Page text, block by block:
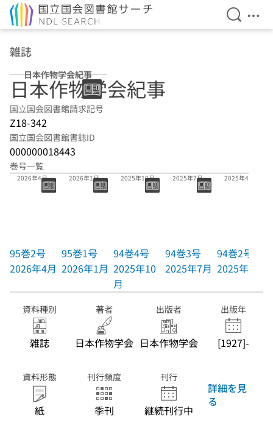
検索を
メ
雑誌
日本作物学会紀事
日本作物学会紀事
国立国会図書館請求記号
Z18-342
国立国会図書館書誌ID
000000018443
巻号一覧
95巻2号
2026年4月
95巻2号
2026年4月
2026年1月
95巻1号
2026年1月
2025年10月
94巻4号
2025年10
月
2025年7月
94巻3号
2025年7月
2025年4月
94巻2号
2025年4月
資料種別
雑誌
著者
日本作物学会
出版者
日本作物学会
出版年
[1927]-
資料形態
紙
刊行頻度
季刊
刊行
継続刊行中
詳細を見
る